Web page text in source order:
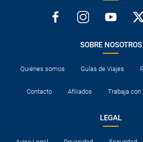
SOBRE NOSOTROS
Quiénes somos Guías de Viajes
Contacto Afiliados Trabaja con
LEGAL